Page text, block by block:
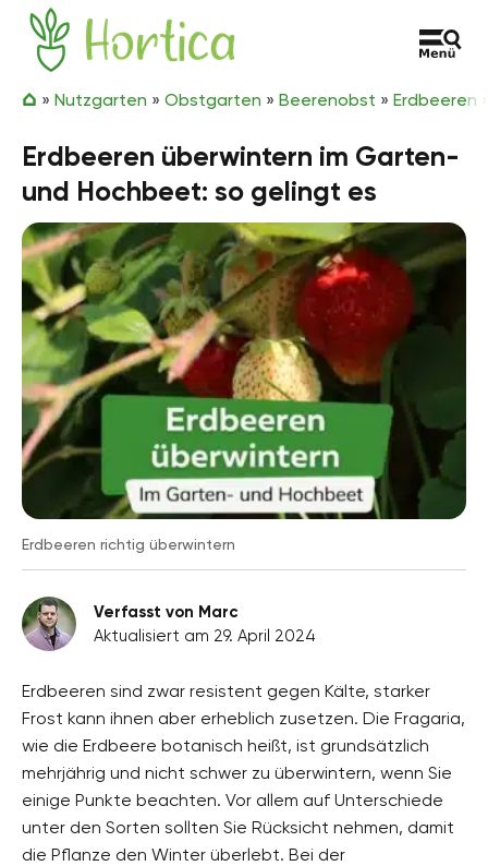
Zum Inhalt springen
Hortica
» Nutzgarten » Obstgarten » Beerenobst » Erdbeeren
Erdbeeren überwintern im Garten-
und Hochbeet: so gelingt es
Erdbeeren richtig überwintern
Verfasst von Marc
Aktualisiert am 29. April 2024
Erdbeeren sind zwar resistent gegen Kälte, starker
Frost kann ihnen aber erheblich zusetzen. Die Fragaria,
wie die Erdbeere botanisch heißt, ist grundsätzlich
mehrjährig und nicht schwer zu überwintern, wenn Sie
einige Punkte beachten. Vor allem auf Unterschiede
unter den Sorten sollten Sie Rücksicht nehmen, damit
die Pflanze den Winter überlebt. Bei der